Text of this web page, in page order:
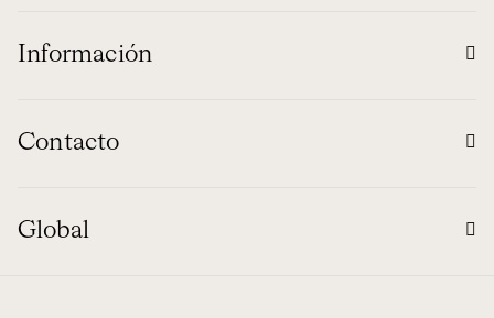
Información
Contacto
Global